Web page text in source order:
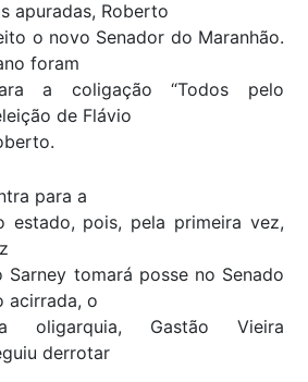
apuradas, Roberto
o novo Senador do Maranhão.
foram
a coligação “Todos pelo
de Flávio
para a
estado, pois, pela primeira vez,
tomará posse no Senado
acirrada, o
oligarquia, Gastão Vieira
derrotar